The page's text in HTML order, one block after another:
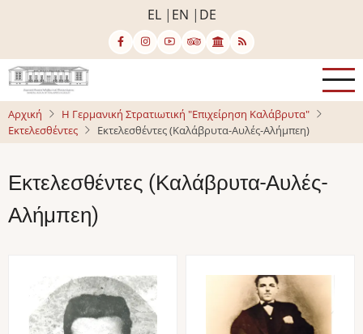
κυρίως
περιεχόμενο
EL EN DE
Αρχική
Η Γερμανική Στρατιωτική "Επιχείρηση Καλάβρυτα"
Εκτελεσθέντες
Εκτελεσθέντες (Καλάβρυτα-Αυλές-Αλήμπεη)
Εκτελεσθέντες (Καλάβρυτα-Αυλές-
Αλήμπεη)
Image